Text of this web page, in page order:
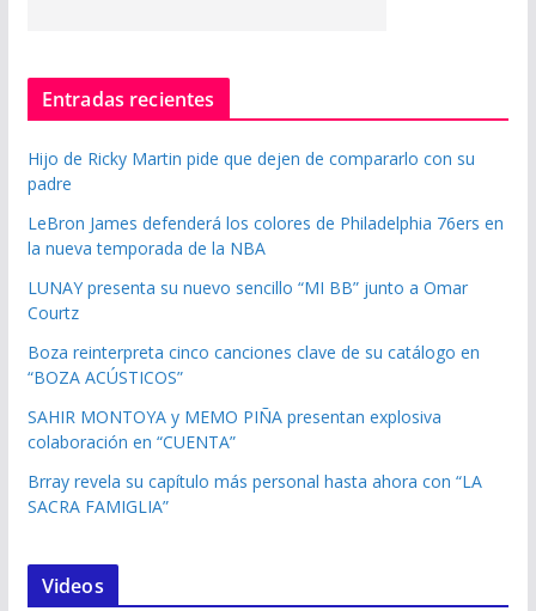
Entradas recientes
Hijo de Ricky Martin pide que dejen de compararlo con su
padre
LeBron James defenderá los colores de Philadelphia 76ers en
la nueva temporada de la NBA
LUNAY presenta su nuevo sencillo “MI BB” junto a Omar
Courtz
Boza reinterpreta cinco canciones clave de su catálogo en
“BOZA ACÚSTICOS”
SAHIR MONTOYA y MEMO PIÑA presentan explosiva
colaboración en “CUENTA”
Brray revela su capítulo más personal hasta ahora con “LA
SACRA FAMIGLIA”
Videos